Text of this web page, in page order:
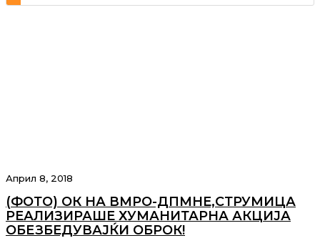
Април 8, 2018
(ФОТО) ОК НА ВМРО-ДПМНЕ,СТРУМИЦА
РЕАЛИЗИРАШЕ ХУМАНИТАРНА АКЦИЈА
ОБЕЗБЕДУВАЈЌИ ОБРОК!